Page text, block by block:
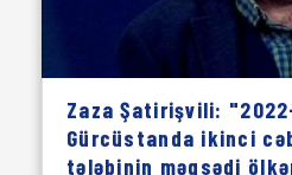
Zaza Şatirişvili:
Gürcüstanda ikinci
tələbinin məqsədi